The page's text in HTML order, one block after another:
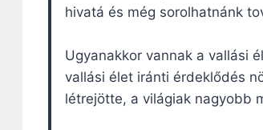
hivatá és még sorolhatnánk
Ugyanakkor vannak a vallási
vallási élet iránti érdeklődés
létrejötte, a világiak nagyobb